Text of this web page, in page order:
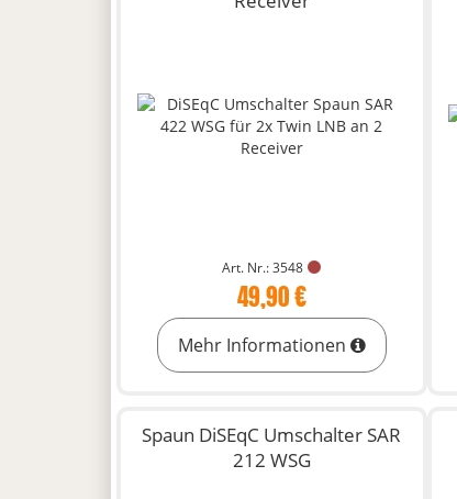
Art. Nr.: 3548
49,90 €
Mehr Informationen
Spaun DiSEqC Umschalter SAR
212 WSG